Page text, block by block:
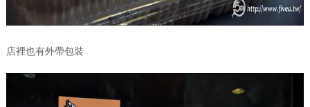
店裡也有外帶包裝